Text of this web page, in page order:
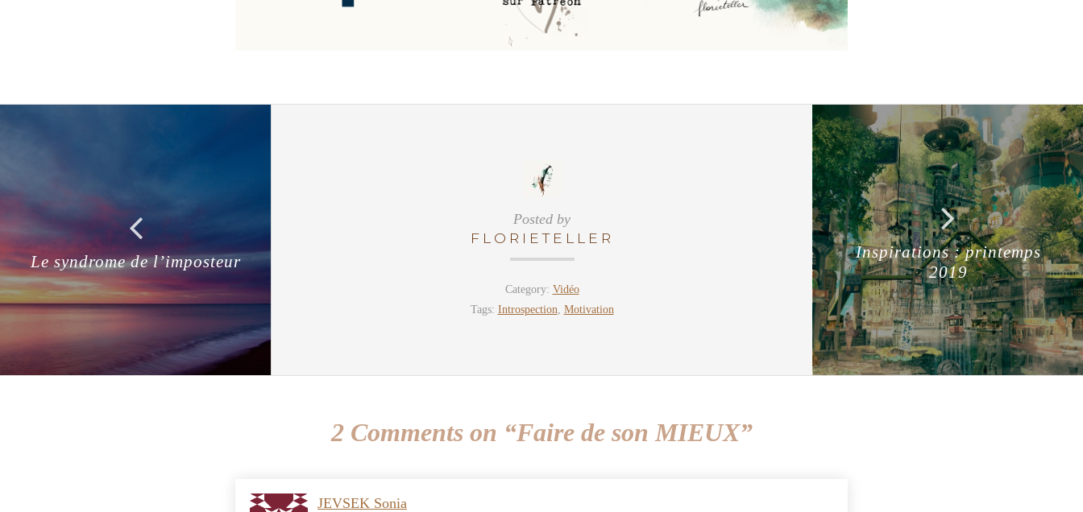
Le syndrome de l’imposteur
Posted by
FLORIETELLER
Category: Vidéo
Tags: Introspection, Motivation
Inspirations : printemps
2019
2 Comments on “Faire de son MIEUX”
JEVSEK Sonia